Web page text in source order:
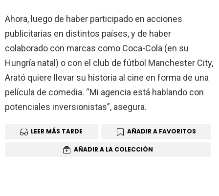
Ahora, luego de haber participado en acciones
publicitarias en distintos países, y de haber
colaborado con marcas como Coca-Cola (en su
Hungría natal) o con el club de fútbol Manchester City,
Arató quiere llevar su historia al cine en forma de una
película de comedia. “Mi agencia está hablando con
potenciales inversionistas”, asegura.
LEER MÁS TARDE AÑADIR A FAVORITOS
AÑADIR A LA COLECCIÓN